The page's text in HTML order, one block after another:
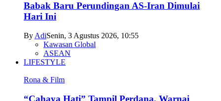
Babak Baru Perundingan AS-Iran Dimulai
Hari Ini
By AdiSenin, 3 Agustus 2026, 10:55
Kawasan Global
ASEAN
LIFESTYLE
Rona & Film
“Cahaya Hati” Tampil Perdana, Warnai